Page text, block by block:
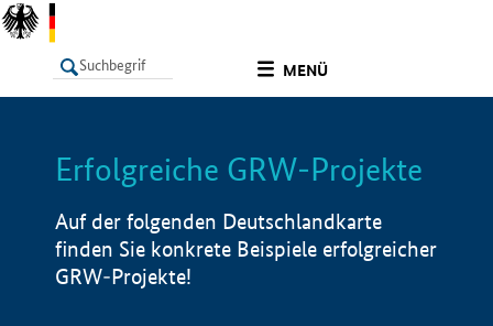
MENÜ
LISTE Info
Erfolgreiche GRW-Projekte
Auf der folgenden Deutschlandkarte
finden Sie konkrete Beispiele erfolgreicher
GRW-Projekte!